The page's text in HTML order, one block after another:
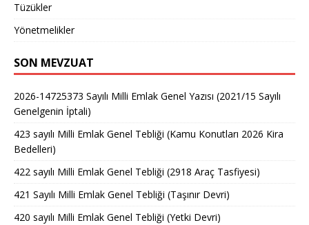
Tüzükler
Yönetmelikler
SON MEVZUAT
2026-14725373 Sayılı Milli Emlak Genel Yazısı (2021/15 Sayılı
Genelgenin İptali)
423 sayılı Milli Emlak Genel Tebliği (Kamu Konutları 2026 Kira
Bedelleri)
422 sayılı Milli Emlak Genel Tebliği (2918 Araç Tasfiyesi)
421 Sayılı Milli Emlak Genel Tebliği (Taşınır Devri)
420 sayılı Milli Emlak Genel Tebliği (Yetki Devri)